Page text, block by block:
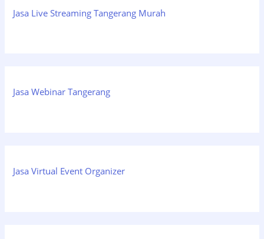
Jasa Live Streaming Tangerang Murah
Jasa Webinar Tangerang
Jasa Virtual Event Organizer